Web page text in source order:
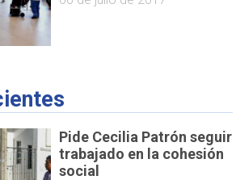
Pide Cecilia Patrón seguir
trabajado en la cohesión
social